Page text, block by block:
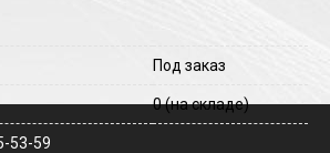
Под заказ
0(на складе)
53-59